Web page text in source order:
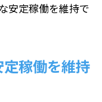
安定稼働を維持で
稼働を維持